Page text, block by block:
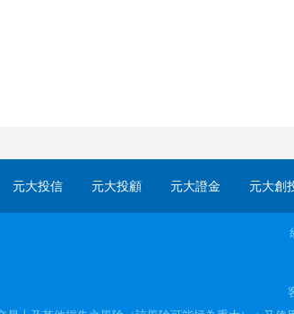
元大投信 元大投顧 元大證金 元大創